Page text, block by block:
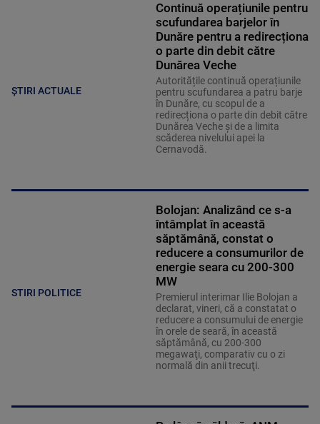
ȘTIRI ACTUALE
Continuă operațiunile pentru
scufundarea barjelor în
Dunăre pentru a redirecționa
o parte din debit către
Dunărea Veche
Autoritățile continuă operațiunile
pentru scufundarea a patru barje
în Dunăre, cu scopul de a
redirecționa o parte din debit către
Dunărea Veche și de a limita
scăderea nivelului apei la
Cernavodă.
STIRI POLITICE
Bolojan: Analizând ce s-a
întâmplat în această
săptămână, constat o
reducere a consumurilor de
energie seara cu 200-300
MW
Premierul interimar Ilie Bolojan a
declarat, vineri, că a constatat o
reducere a consumului de energie
în orele de seară, în această
săptămână, cu 200-300
megawaţi, comparativ cu o zi
normală din anii trecuţi.